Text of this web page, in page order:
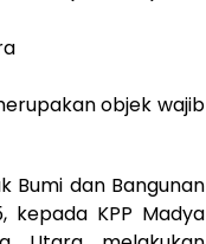
objek wajib
Bumi dan Bangunan
kepada KPP Madya